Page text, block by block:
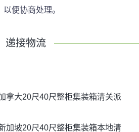
便协商处理。
递接物流
拿大20尺40尺整柜集装箱清关派
加坡20尺40尺整柜集装箱本地清